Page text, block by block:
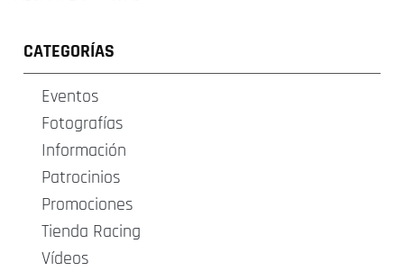
CATEGORÍAS
Eventos
Fotografías
Información
Patrocinios
Promociones
Tienda Racing
Vídeos